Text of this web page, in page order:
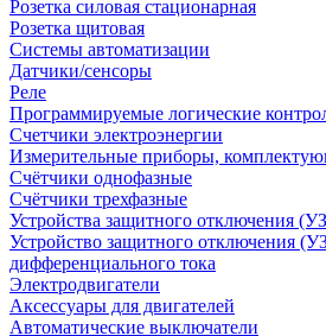
Розетка силовая стационарная
Розетка щитовая
Системы автоматизации
Датчики/сенсоры
Реле
Программируемые логические
Счетчики электроэнергии
Измерительные приборы,
Счётчики однофазные
Счётчики трехфазные
Устройства защитного отключения
Устройство защитного отключения
дифференциального тока
Электродвигатели
Аксессуары для двигателей
Автоматические выключатели